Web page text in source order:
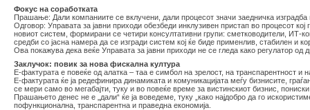
Фокус на соработката
Прашање: Дали компаниите се вклучени, дали процесот значи заедничка
Одговор: Управата за јавни приходи обезбеди инклузивен пристап во процесот
новиот систем, формирани се четири консултативни групи: сметководители, ИТ-
средби со јасна намера да се изгради систем кој ќе биде применлив, стабилен и
Ова покажува дека веќе Управата за јавни приходи не се гледа како регулатор
Заклучок: повик за нова фискална култура
Е-фактурата е повеќе од алатка – таа е симбол на зрелост, на транспарентност и
Е-фактурата ќе ја редефинира динамиката и комуникацијата меѓу бизнисите,
се мери само во мегабајти, туку и во повеќе време за вистинскиот бизнис,
Прашањето денес не е „дали“ ќе ја воведеме, туку „како најдобро да го
пофункционална, транспарентна и праведна економија.